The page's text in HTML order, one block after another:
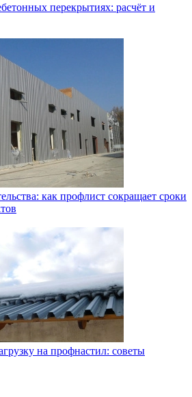
перекрытиях: расчёт и
как профлист сокращает сроки
на профнастил: советы